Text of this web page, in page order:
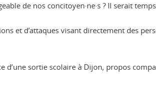
de nos concitoyen·ne·s ? Il serait
et d’attaques visant directement des
d’une sortie scolaire à Dijon, propos